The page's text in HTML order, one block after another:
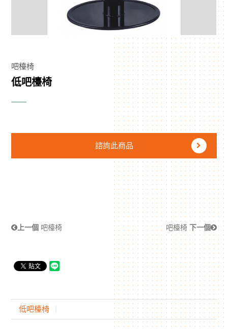
吧檯椅
低吧檯椅
諮詢此商品
上一個 吧檯椅 吧檯椅 下一個
低吧檯椅